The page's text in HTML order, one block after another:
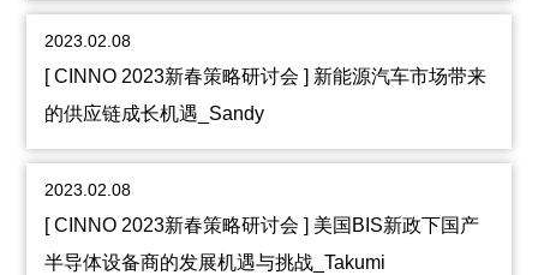
2023.02.08
[ CINNO 2023新春策略研讨会 ] 新能源汽车市场带来
的供应链成长机遇_Sandy
2023.02.08
[ CINNO 2023新春策略研讨会 ] 美国BIS新政下国产
半导体设备商的发展机遇与挑战_Takumi